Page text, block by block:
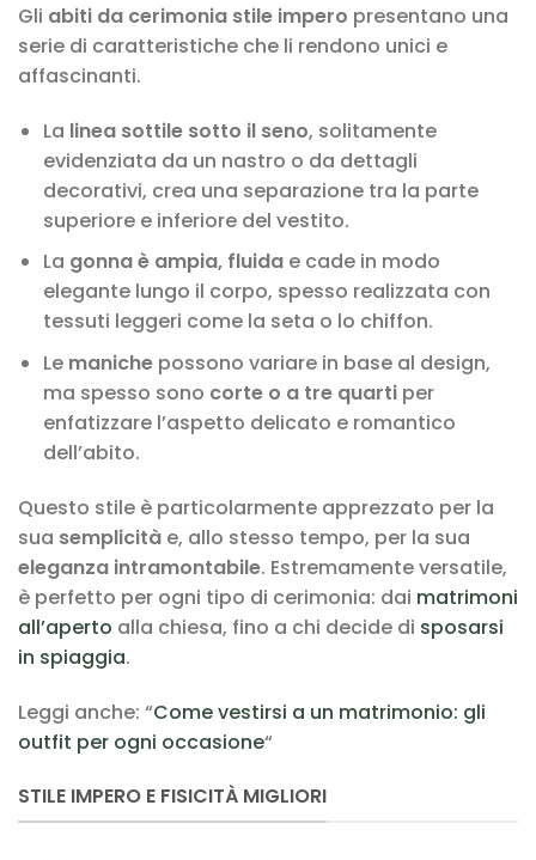
Gli abiti da cerimonia stile impero presentano una
serie di caratteristiche che li rendono unici e
affascinanti.
La linea sottile sotto il seno, solitamente
evidenziata da un nastro o da dettagli
decorativi, crea una separazione tra la parte
superiore e inferiore del vestito.
La gonna è ampia, fluidae cade in modo
elegante lungo il corpo, spesso realizzata con
tessuti leggeri come la seta o lo chiffon.
Le manichepossono variare in base al design,
ma spesso sono corte o a tre quartiper
enfatizzare l’aspetto delicato e romantico
dell’abito.
Questo stile è particolarmente apprezzato per la
sua semplicità e, allo stesso tempo, per la sua
eleganza intramontabile. Estremamente versatile,
è perfetto per ogni tipo di cerimonia: dai matrimoni
all’aperto alla chiesa, fino a chi decide di sposarsi
in spiaggia.
Leggi anche: “Come vestirsi a un matrimonio: gli
outfit per ogni occasione“
STILE IMPERO E FISICITÀ MIGLIORI